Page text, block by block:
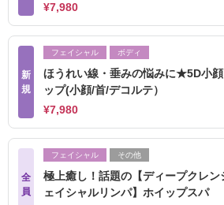
¥7,980
新
規
フェイシャル ボディ
ほうれい線・垂みの悩みに★5D小
ップ(小顔/首/デコルテ）
¥7,980
全
員
フェイシャル その他
極上癒し！話題の【ディープクレン
ェイシャルリンパ】ホイップスパ